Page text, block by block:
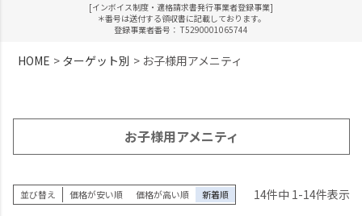
[インボイス制度・適格請求書発行事業者登録事業]
＊番号は送付する領収書に記載しております。
登録事業者番号： T5290001065744
HOME ターゲット別 お子様用アメニティ
お子様用アメニティ
並び替え 価格が安い順 価格が高い順 新着順 14件中 1-14件表示